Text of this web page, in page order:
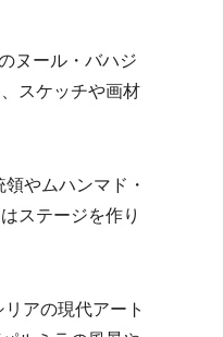
ヌール・バハジ
スケッチや画材
やムハンマド・
ステージを作り
アの現代アート